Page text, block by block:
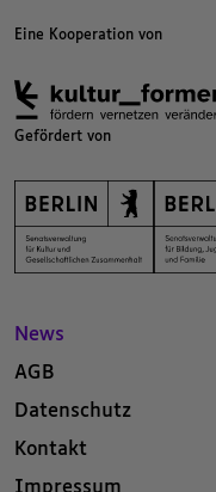
Eine Kooperation von
Gefördert von
News
AGB
Datenschutz
Kontakt